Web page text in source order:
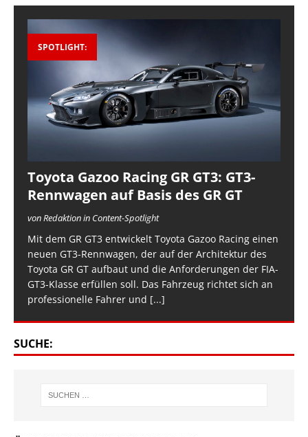
SPOTLIGHT:
Toyota Gazoo Racing GR GT3: GT3-
Rennwagen auf Basis des GR GT
von Redaktion in Content-Spotlight
Mit dem GR GT3 entwickelt Toyota Gazoo Racing einen
neuen GT3-Rennwagen, der auf der Architektur des
Toyota GR GT aufbaut und die Anforderungen der FIA-
GT3-Klasse erfüllen soll. Das Fahrzeug richtet sich an
professionelle Fahrer und [...]
SUCHE: